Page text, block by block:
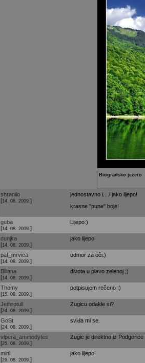
Biogradsko jezero
shranilo
[14. 08. 2009. ]
jednostavno i....i jako lijepo!
krasne "pune" boje!
guba
[14. 08. 2009. ]
Lijepo:)
dunjka
[14. 08. 2009. ]
jako lijepo
paf_mrvica
[14. 08. 2009. ]
odmor za oči:)
Biliana
[14. 08. 2009. ]
divota u plavo zelenoj ;)
Thomy
[15. 08. 2009. ]
potpisujem rečeno :)
Jethrotull
[24. 08. 2009. ]
Zugicu odakle si?
GoSt
[24. 08. 2009. ]
sviđa mi se.
vipera_ammodytes
[25. 08. 2009. ]
Zugic je direktno iz Podgorice
mini
[26. 08. 2009. ]
jako lijepo!